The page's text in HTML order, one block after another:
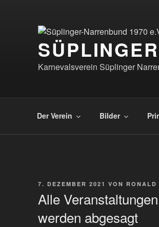
Karnevalsverein Süplinger
Der Verein Bilder
VERÖFFENTLICHT
7. DEZEMBER 2021 VON
Alle
werden abgesagt